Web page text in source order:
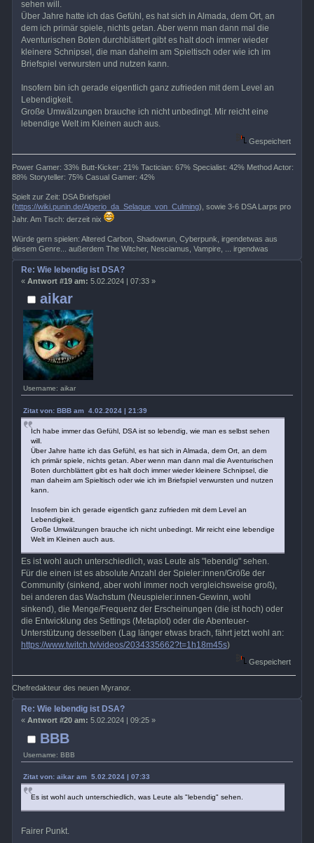
sehen will.
Über Jahre hatte ich das Gefühl, es hat sich in Almada, dem Ort, an
dem ich primär spiele, nichts getan. Aber wenn man dann mal die
Aventurischen Boten durchblättert gibt es halt doch immer wieder
kleinere Schnipsel, die man daheim am Spieltisch oder wie ich im
Briefspiel verwursten und nutzen kann.
Insofern bin ich gerade eigentlich ganz zufrieden mit dem Level an
Lebendigkeit.
Große Umwälzungen brauche ich nicht unbedingt. Mir reicht eine
lebendige Welt im Kleinen auch aus.
Gespeichert
Power Gamer: 33% Butt-Kicker: 21% Tactician: 67% Specialist: 42% Method Actor:
88% Storyteller: 75% Casual Gamer: 42%
Spielt zur Zeit: DSA Briefspiel
(https://wiki.punin.de/Algerio_da_Selaque_von_Culming), sowie 3-6 DSA Larps pro
Jahr. Am Tisch: derzeit nix
Würde gern spielen: Altered Carbon, Shadowrun, Cyberpunk, irgendetwas aus
diesem Genre... außerdem The Witcher, Nesciamus, Vampire, ... irgendwas
aikar
Username: aikar
Re: Wie lebendig ist DSA?
« Antwort #19 am: 5.02.2024 | 07:33 »
Zitat von: BBB am 4.02.2024 | 21:39
Ich habe immer das Gefühl, DSA ist so lebendig, wie man es selbst sehen
will.
Über Jahre hatte ich das Gefühl, es hat sich in Almada, dem Ort, an dem
ich primär spiele, nichts getan. Aber wenn man dann mal die Aventurischen
Boten durchblättert gibt es halt doch immer wieder kleinere Schnipsel, die
man daheim am Spieltisch oder wie ich im Briefspiel verwursten und nutzen
kann.
Insofern bin ich gerade eigentlich ganz zufrieden mit dem Level an
Lebendigkeit.
Große Umwälzungen brauche ich nicht unbedingt. Mir reicht eine lebendige
Welt im Kleinen auch aus.
Es ist wohl auch unterschiedlich, was Leute als "lebendig" sehen.
Für die einen ist es absolute Anzahl der Spieler:innen/Größe der
Community (sinkend, aber wohl immer noch vergleichsweise groß),
bei anderen das Wachstum (Neuspieler:innen-Gewinn, wohl
sinkend), die Menge/Frequenz der Erscheinungen (die ist hoch) oder
die Entwicklung des Settings (Metaplot) oder die Abenteuer-
Unterstützung desselben (Lag länger etwas brach, fährt jetzt wohl an:
https://www.twitch.tv/videos/2034335662?t=1h18m45s)
Gespeichert
Chefredakteur des neuen Myranor.
BBB
Username: BBB
Re: Wie lebendig ist DSA?
« Antwort #20 am: 5.02.2024 | 09:25 »
Zitat von: aikar am 5.02.2024 | 07:33
Es ist wohl auch unterschiedlich, was Leute als "lebendig" sehen.
Fairer Punkt.